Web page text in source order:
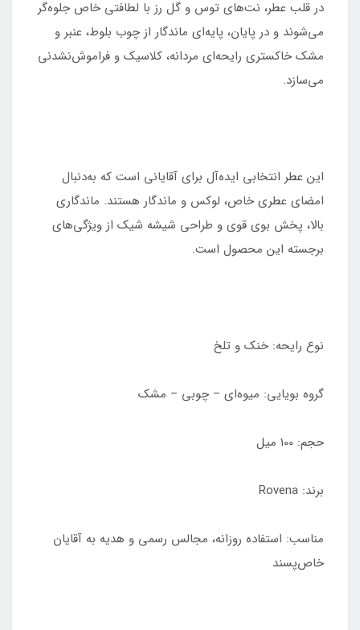
در قلب عطر، نت‌های توس و گل رز با لطافتی خاص جلوه‌گر
می‌شوند و در پایان، پایه‌ای ماندگار از چوب بلوط، عنبر و
مشک خاکستری رایحه‌ای مردانه، کلاسیک و فراموش‌نشدنی
می‌سازد.
این عطر انتخابی ایده‌آل برای آقایانی است که به‌دنبال
امضای عطری خاص، لوکس و ماندگار هستند. ماندگاری
بالا، پخش بوی قوی و طراحی شیشه شیک از ویژگی‌های
برجسته این محصول است.
نوع رایحه: خنک و تلخ
گروه بویایی: میوه‌ای – چوبی – مشک
حجم: 100 میل
برند: Rovena
مناسب: استفاده روزانه، مجالس رسمی و هدیه به آقایان
خاص‌پسند